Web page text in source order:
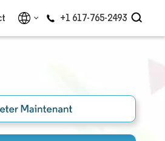
+1 617-765-2493